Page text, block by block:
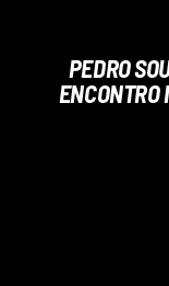
PEDRO
ENCONTRO